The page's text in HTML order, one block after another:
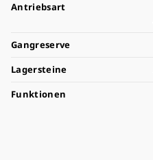
Antriebsart
Gangreserve
Lagersteine
Funktionen